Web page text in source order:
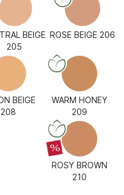
BEIGE
205
ROSE BEIGE 206
BEIGE
208
WARM HONEY
209
%
ROSY BROWN
210